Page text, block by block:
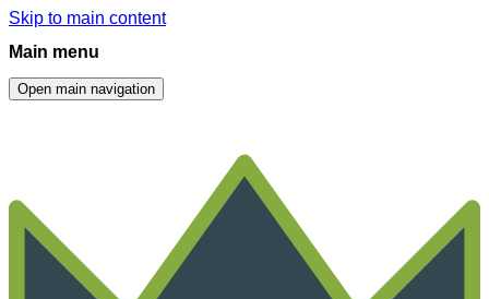
Skip to main content
Main menu
Open main navigation